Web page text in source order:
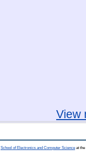
View
School of Electronics and Computer Science at